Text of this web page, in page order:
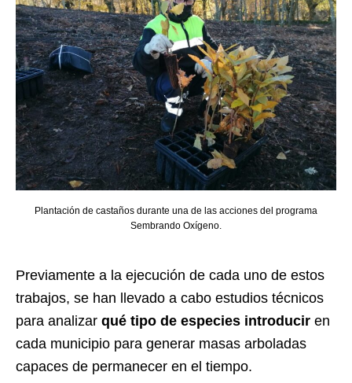
Plantación de castaños durante una de las acciones del programa
Sembrando Oxígeno.
Previamente a la ejecución de cada uno de estos
trabajos, se han llevado a cabo estudios técnicos
para analizar qué tipo de especies introducir en
cada municipio para generar masas arboladas
capaces de permanecer en el tiempo.